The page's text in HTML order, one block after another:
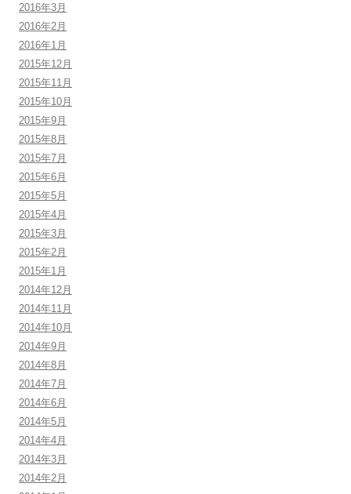
2016年3月
2016年2月
2016年1月
2015年12月
2015年11月
2015年10月
2015年9月
2015年8月
2015年7月
2015年6月
2015年5月
2015年4月
2015年3月
2015年2月
2015年1月
2014年12月
2014年11月
2014年10月
2014年9月
2014年8月
2014年7月
2014年6月
2014年5月
2014年4月
2014年3月
2014年2月